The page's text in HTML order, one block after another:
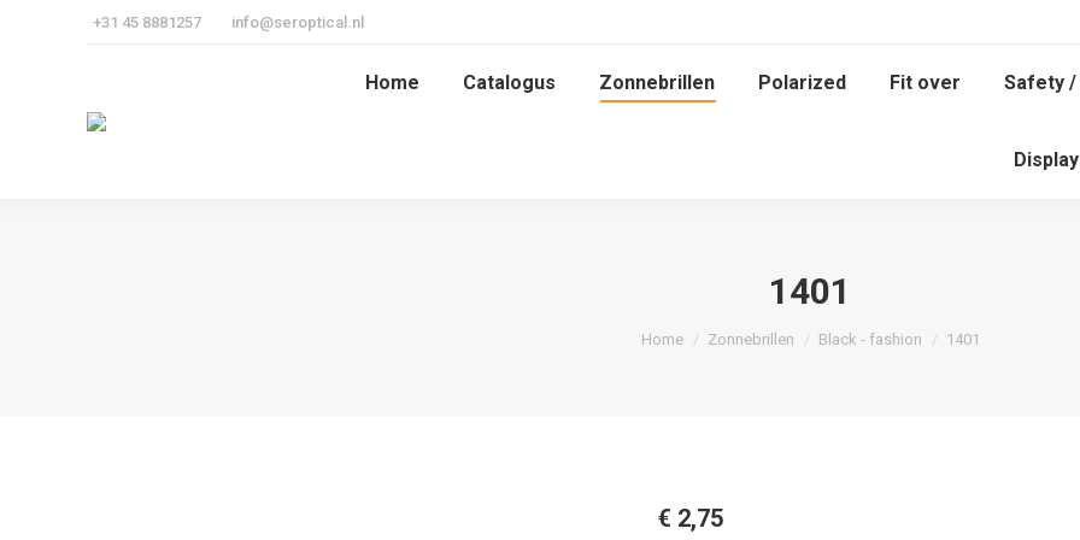
+31 45 8881257 info@seroptical.nl
Home Catalogus Zonnebrillen Polarized Fit over Safety
1401
Je bent hier:
Home Zonnebrillen Black - fashion 1401
€ 2,75
Home Catalogus Zonnebrillen Polarized Fit over Safety